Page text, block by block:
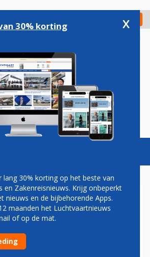
Check in
Podcasts Vacatures
OOK DE
DAGEN ALLE
30% korting x
lang 30% korting op het beste van
en Zakenreisnieuws. Krijg onbeperkt
nieuws en de bijbehorende Apps.
maanden het Luchtvaartnieuws
of op de mat.